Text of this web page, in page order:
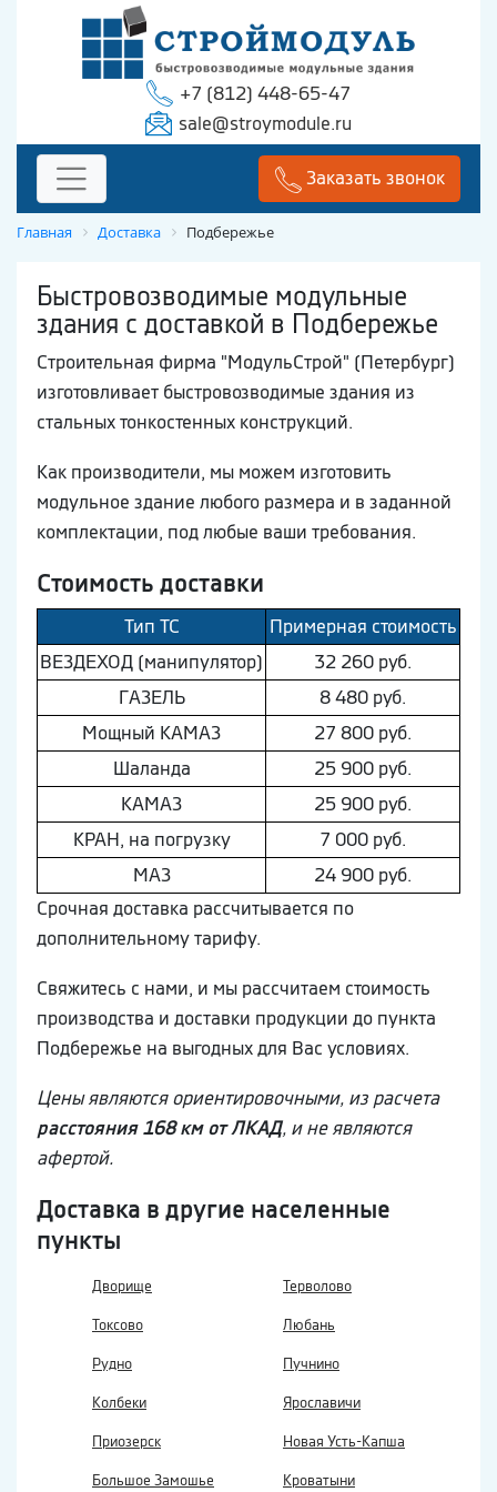
+7 (812) 448-65-47
sale@stroymodule.ru
Заказать звонок
Главная Доставка Подбережье
Быстровозводимые модульные
здания с доставкой в Подбережье
Строительная фирма "МодульСтрой" (Петербург)
изготовливает быстровозводимые здания из
стальных тонкостенных конструкций.
Как производители, мы можем изготовить
модульное здание любого размера и в заданной
комплектации, под любые ваши требования.
Стоимость доставки
Тип ТС
Примерная стоимость
ВEЗДEХОД (манипулятор)
32 260 руб.
ГAЗEЛЬ
8 480 руб.
Мощный КAМAЗ
27 800 руб.
Шaлaнда
25 900 руб.
КAМAЗ
25 900 руб.
КРАН, на погрузку
7 000 руб.
МAЗ
24 900 руб.
Срочная доставка рассчитывается по
дополнительному тарифу.
Свяжитесь с нами, и мы рассчитаем стоимость
производства и доставки продукции до пункта
Подбережье на выгодных для Вас условиях.
Цены являются ориентировочными, из расчета
расстояния 168 км от ЛКАД, и не являются
афертой.
Доставка в другие населенные
пункты
Дворище Терволово
Токсово Любань
Рудно Пучнино
Колбеки Ярославичи
Приозерск Новая Усть-Капша
Большое Замошье Кроватыни